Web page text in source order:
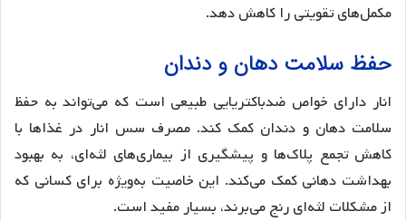
مکمل‌های تقویتی را کاهش دهد.
حفظ سلامت دهان و دندان
انار دارای خواص ضدباکتریایی طبیعی است که می‌تواند به حفظ
سلامت دهان و دندان کمک کند. مصرف سس انار در غذاها با
کاهش تجمع پلاک‌ها و پیشگیری از بیماری‌های لثه‌ای، به بهبود
بهداشت دهانی کمک می‌کند. این خاصیت به‌ویژه برای کسانی که
از مشکلات لثه‌ای رنج می‌برند، بسیار مفید است.